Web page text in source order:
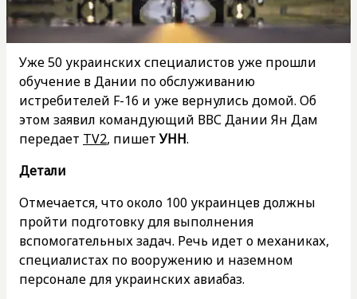
Уже 50 украинских специалистов уже прошли
обучение в Дании по обслуживанию
истребителей F-16 и уже вернулись домой. Об
этом заявил командующий ВВС Дании Ян Дам
передает TV2, пишетУНН.
Детали
Отмечается, что около 100 украинцев должны
пройти подготовку для выполнения
вспомогательных задач. Речь идет о механиках,
специалистах по вооружению и наземном
персонале для украинских авиабаз.